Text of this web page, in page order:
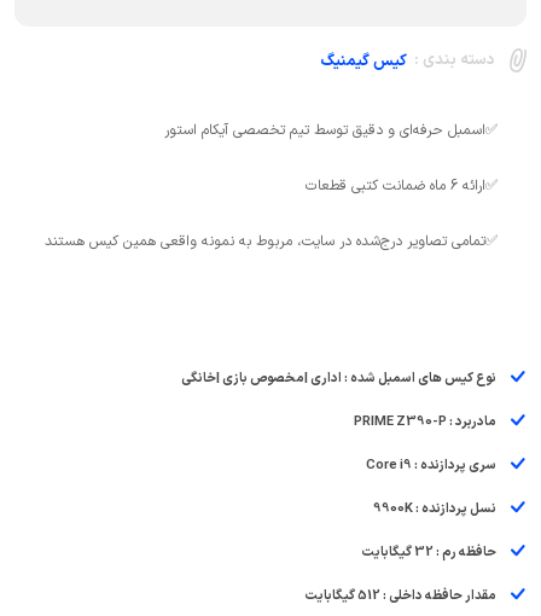
دسته بندی : کیس گیمنیگ
✅تمامی تصاویر درج‌شده در سایت، مربوط به نمونه واقعی همین کیس هستند
نوع کیس های اسمبل شده : اداری |مخصوص بازی |خانگی
مادربرد : PRIME Z390-P
سری پردازنده : Core i9
نسل پردازنده : 9900K
حافظه رم : 32 گیگابایت
مقدار حافظه داخلی : 512 گیگابایت